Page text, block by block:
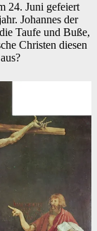
24. Juni gefeiert
Johannes der
Taufe und Buße,
Christen diesen